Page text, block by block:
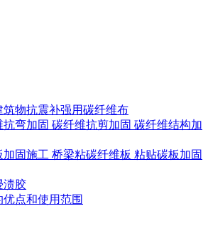
物抗震补强用碳纤维布
弯加固 碳纤维抗剪加固 碳纤维结构加
固施工 桥梁粘碳纤维板 粘贴碳板加固
渍胶
点和使用范围